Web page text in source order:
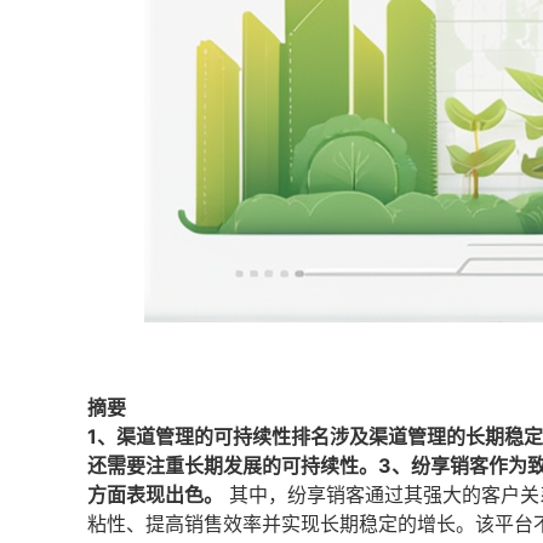
摘要
1、渠道管理的可持续性排名涉及渠道管理的长期稳
还需要注重长期发展的可持续性。3、纷享销客作为
方面表现出色。
其中，纷享销客通过其强大的客户
粘性、提高销售效率并实现长期稳定的增长。该平